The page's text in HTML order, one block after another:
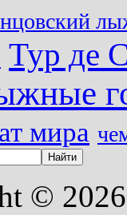
Тур де
мира
© 2026